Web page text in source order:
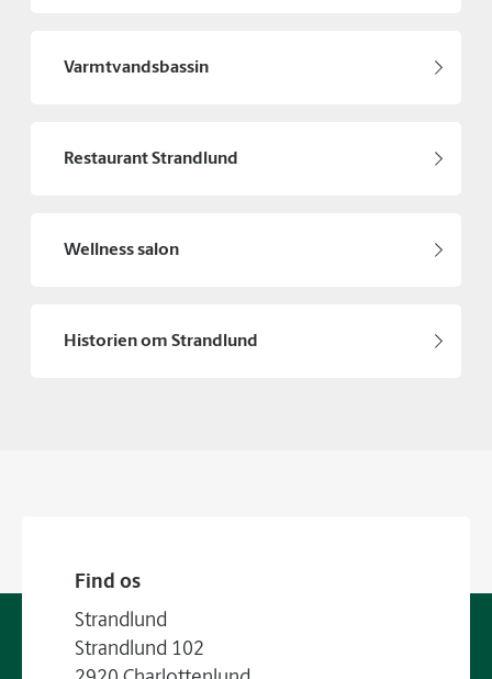
Varmtvandsbassin
Restaurant Strandlund
Wellness salon
Historien om Strandlund
Find os
Strandlund
Strandlund 102